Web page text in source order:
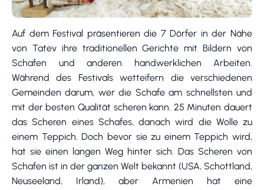
Auf dem Festival präsentieren die 7 Dörfer in der Nähe
von Tatev ihre traditionellen Gerichte mit Bildern von
Schafen und anderen handwerklichen Arbeiten.
Während des Festivals wetteifern die verschiedenen
Gemeinden darum, wer die Schafe am schnellsten und
mit der besten Qualität scheren kann. 25 Minuten dauert
das Scheren eines Schafes, danach wird die Wolle zu
einem Teppich. Doch bevor sie zu einem Teppich wird,
hat sie einen langen Weg hinter sich. Das Scheren von
Schafen ist in der ganzen Welt bekannt (USA, Schottland,
Neuseeland, Irland), aber Armenien hat eine